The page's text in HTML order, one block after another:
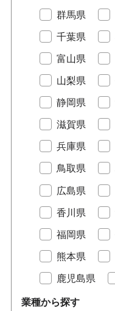
群馬県
千葉県
富山県
山梨県
静岡県
滋賀県
兵庫県
鳥取県
広島県
香川県
福岡県
熊本県
鹿児島県
業種から探す